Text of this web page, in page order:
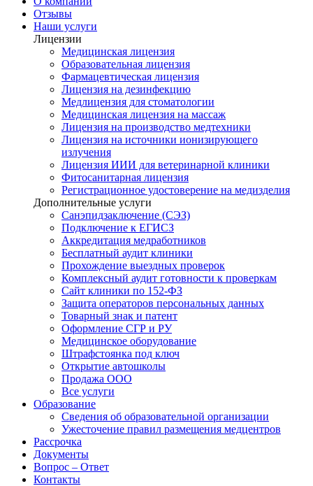
Отзывы
Наши услуги
Лицензии
Медицинская лицензия
Образовательная лицензия
Фармацевтическая лицензия
Лицензия на дезинфекцию
Медлицензия для стоматологии
Медицинская лицензия на массаж
Лицензия на производство медтехники
Лицензия на источники ионизирующего
излучения
Лицензия ИИИ для ветеринарной клиники
Фитосанитарная лицензия
Регистрационное удостоверение на медизделия
Дополнительные услуги
Санэпидзаключение (СЭЗ)
Подключение к ЕГИСЗ
Аккредитация медработников
Бесплатный аудит клиники
Прохождение выездных проверок
Комплексный аудит готовности к проверкам
Сайт клиники по 152-ФЗ
Защита операторов персональных данных
Товарный знак и патент
Оформление СГР и РУ
Медицинское оборудование
Штрафстоянка под ключ
Открытие автошколы
Продажа ООО
Все услуги
Образование
Сведения об образовательной организации
Ужесточение правил размещения медцентров
Рассрочка
Документы
Вопрос – Ответ
Контакты